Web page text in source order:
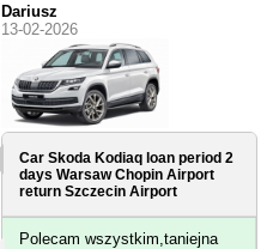
Dariusz
13-02-2026
Car Skoda Kodiaq loan period 2
daysWarsaw Chopin Airport
return Szczecin Airport
Polecam wszystkim,taniejna